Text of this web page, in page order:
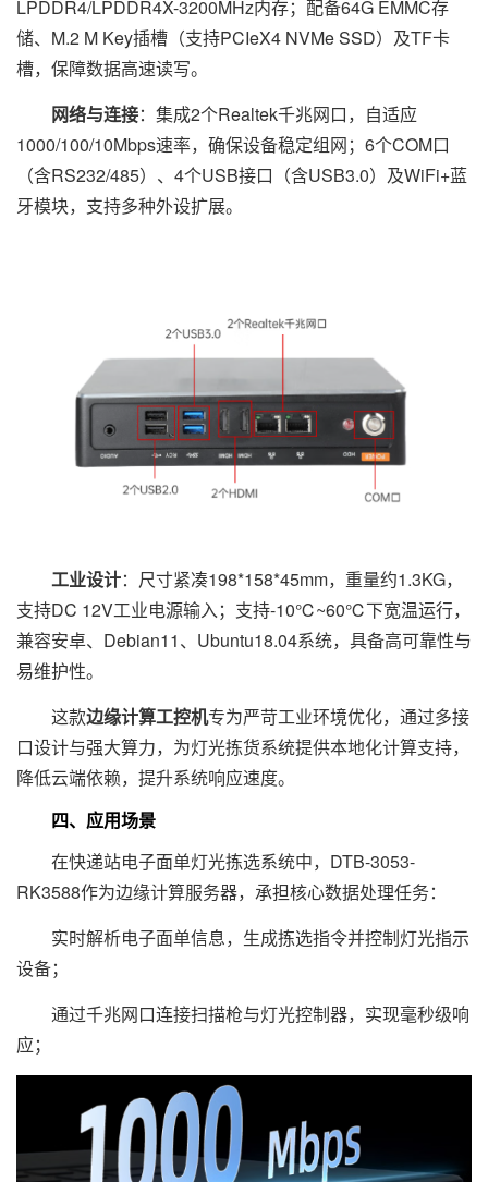
LPDDR4/LPDDR4X-3200MHz内存；配备64G EMMC存
储、M.2 M Key插槽（支持PCIeX4 NVMe SSD）及TF卡
槽，保障数据高速读写。
网络与连接：集成2个Realtek千兆网口，自适应
1000/100/10Mbps速率，确保设备稳定组网；6个COM口
（含RS232/485）、4个USB接口（含USB3.0）及WiFi+蓝
牙模块，支持多种外设扩展。
工业设计：尺寸紧凑198*158*45mm，重量约1.3KG，
支持DC 12V工业电源输入；支持-10℃~60℃下宽温运行，
兼容安卓、Debian11、Ubuntu18.04系统，具备高可靠性与
易维护性。
这款边缘计算工控机专为严苛工业环境优化，通过多接
口设计与强大算力，为灯光拣货系统提供本地化计算支持，
降低云端依赖，提升系统响应速度。
四、应用场景
在快递站电子面单灯光拣选系统中，DTB-3053-
RK3588作为边缘计算服务器，承担核心数据处理任务：
实时解析电子面单信息，生成拣选指令并控制灯光指示
设备；
通过千兆网口连接扫描枪与灯光控制器，实现毫秒级响
应；